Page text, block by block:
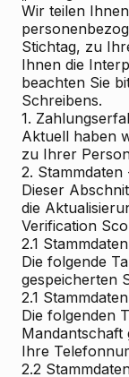
Wir teilen
Stichtag, zu
Ihnen die
beachten Sie
Schreibens.
1.
Aktuell haben
zu Ihrer
2.
Dieser
die
Verification
2.1
Die folgende
gespeicherten
2.1
Die folgenden
Mandantschaft
Ihre
2.2